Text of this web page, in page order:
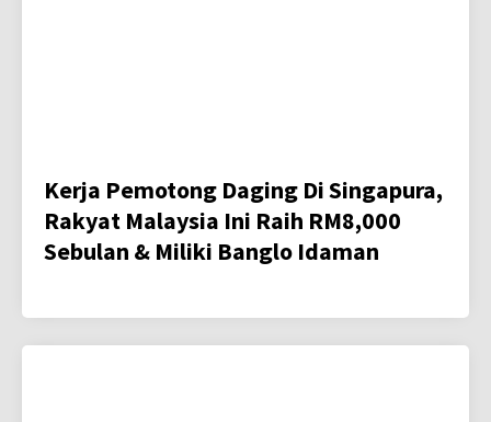
Kerja Pemotong Daging Di Singapura,
Rakyat Malaysia Ini Raih RM8,000
Sebulan & Miliki Banglo Idaman